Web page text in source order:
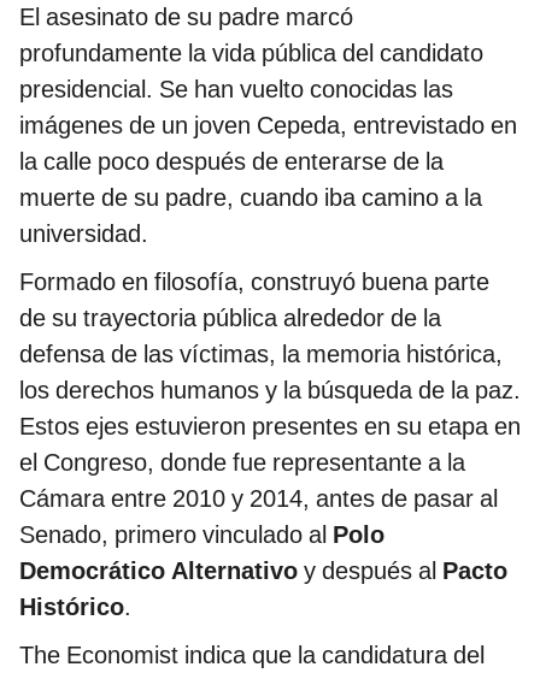
El asesinato de su padre marcó
profundamente la vida pública del candidato
presidencial. Se han vuelto conocidas las
imágenes de un joven Cepeda, entrevistado en
la calle poco después de enterarse de la
muerte de su padre, cuando iba camino a la
universidad.
Formado en filosofía, construyó buena parte
de su trayectoria pública alrededor de la
defensa de las víctimas, la memoria histórica,
los derechos humanos y la búsqueda de la paz.
Estos ejes estuvieron presentes en su etapa en
el Congreso, donde fue representante a la
Cámara entre 2010 y 2014, antes de pasar al
Senado, primero vinculado al Polo
Democrático Alternativo y después al Pacto
Histórico.
The Economist indica que la candidatura del